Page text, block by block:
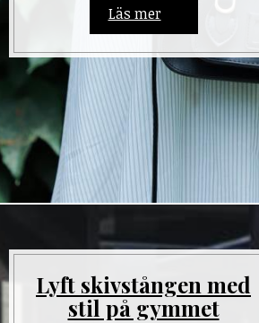
Läs mer
Lyft skivstången med
stil på gymmet